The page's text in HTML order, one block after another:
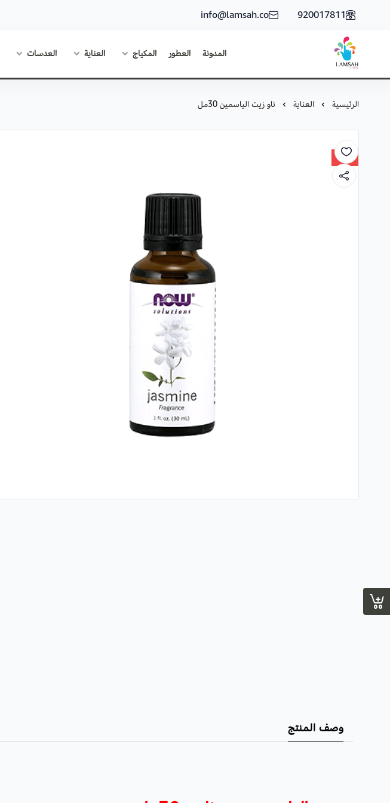
920017811
info@lamsah.co
لمسة ستور المدونة العطور المكياج العناية العدسات
الرئيسية العناية ناو زيت الياسمين 30مل
36%
وصف المنتج